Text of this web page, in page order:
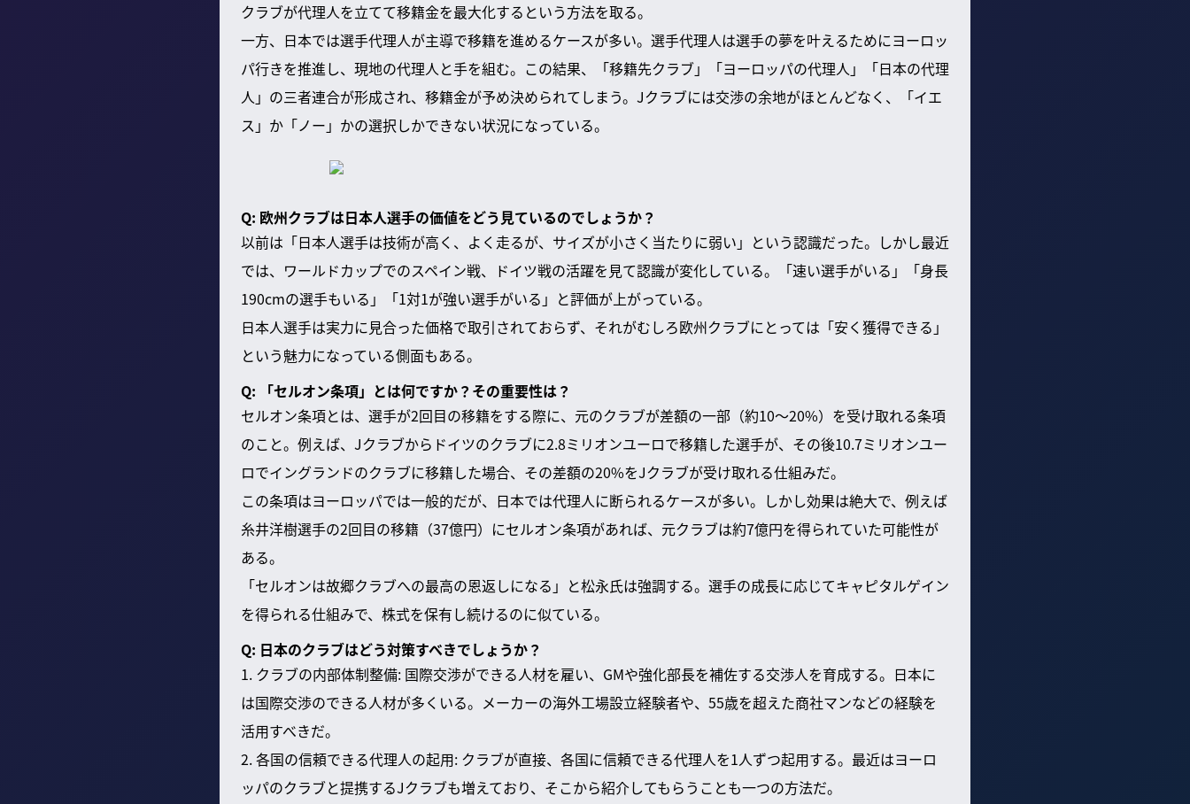
クラブが代理人を立てて移籍金を最大化するという方法を取る。
一方、日本では選手代理人が主導で移籍を進めるケースが多い。選手代理人は選手の夢を叶えるためにヨーロッ
パ行きを推進し、現地の代理人と手を組む。この結果、「移籍先クラブ」「ヨーロッパの代理人」「日本の代理
人」の三者連合が形成され、移籍金が予め決められてしまう。Jクラブには交渉の余地がほとんどなく、「イエ
ス」か「ノー」かの選択しかできない状況になっている。
Q: 欧州クラブは日本人選手の価値をどう見ているのでしょうか？
以前は「日本人選手は技術が高く、よく走るが、サイズが小さく当たりに弱い」という認識だった。しかし最近
では、ワールドカップでのスペイン戦、ドイツ戦の活躍を見て認識が変化している。「速い選手がいる」「身長
190cmの選手もいる」「1対1が強い選手がいる」と評価が上がっている。
日本人選手は実力に見合った価格で取引されておらず、それがむしろ欧州クラブにとっては「安く獲得できる」
という魅力になっている側面もある。
Q: 「セルオン条項」とは何ですか？その重要性は？
セルオン条項とは、選手が2回目の移籍をする際に、元のクラブが差額の一部（約10〜20%）を受け取れる条項
のこと。例えば、Jクラブからドイツのクラブに2.8ミリオンユーロで移籍した選手が、その後10.7ミリオンユー
ロでイングランドのクラブに移籍した場合、その差額の20%をJクラブが受け取れる仕組みだ。
この条項はヨーロッパでは一般的だが、日本では代理人に断られるケースが多い。しかし効果は絶大で、例えば
糸井洋樹選手の2回目の移籍（37億円）にセルオン条項があれば、元クラブは約7億円を得られていた可能性が
ある。
「セルオンは故郷クラブへの最高の恩返しになる」と松永氏は強調する。選手の成長に応じてキャピタルゲイン
を得られる仕組みで、株式を保有し続けるのに似ている。
Q: 日本のクラブはどう対策すべきでしょうか？
1. クラブの内部体制整備: 国際交渉ができる人材を雇い、GMや強化部長を補佐する交渉人を育成する。日本に
は国際交渉のできる人材が多くいる。メーカーの海外工場設立経験者や、55歳を超えた商社マンなどの経験を
活用すべきだ。
2. 各国の信頼できる代理人の起用: クラブが直接、各国に信頼できる代理人を1人ずつ起用する。最近はヨーロ
ッパのクラブと提携するJクラブも増えており、そこから紹介してもらうことも一つの方法だ。